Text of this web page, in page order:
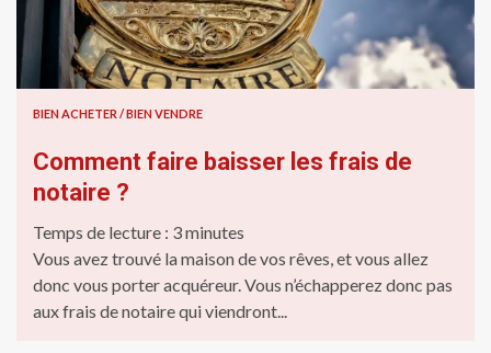
BIEN ACHETER / BIEN VENDRE
Comment faire baisser les frais de
notaire ?
Temps de lecture : 3minutes
Vous avez trouvé la maison de vos rêves, et vous allez
donc vous porter acquéreur. Vous n’échapperez donc pas
aux frais de notaire qui viendront...